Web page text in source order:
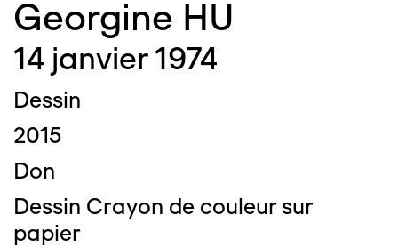
Georgine HU
14 janvier 1974
Dessin
2015
Don
Dessin Crayon de couleur sur
papier